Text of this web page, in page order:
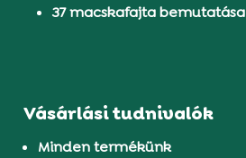
37 macskafajta bemutatása
Vásárlási tudnivalók
Minden termékünk